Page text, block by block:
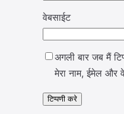
वेबसाईट
अगली बार जब मैं
मेरा नाम, ईमेल और